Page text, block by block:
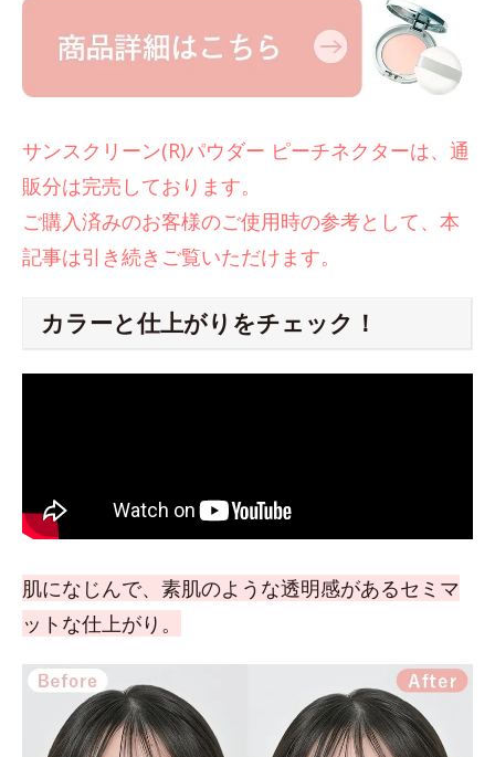
サンスクリーン(R)パウダー ピーチネクターは、通
販分は完売しております。
ご購入済みのお客様のご使用時の参考として、本
記事は引き続きご覧いただけます。
カラーと仕上がりをチェック！
肌になじんで、素肌のような透明感があるセミマ
ットな仕上がり。